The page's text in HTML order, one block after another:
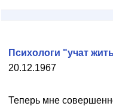
20.12.1967
Психологи "учат
Теперь мне